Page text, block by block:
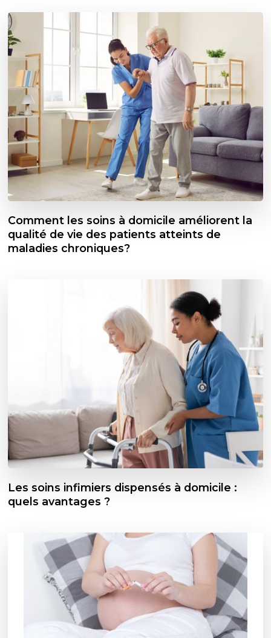
Comment les soins à domicile améliorent la
qualité de vie des patients atteints de
maladies chroniques?
Les soins infimiers dispensés à domicile :
quels avantages ?